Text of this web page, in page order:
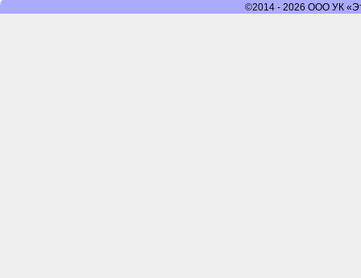
©2014 - 2026 ООО УК